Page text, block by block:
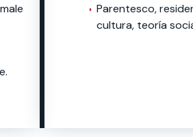
Parentesco,
cultura, teoría